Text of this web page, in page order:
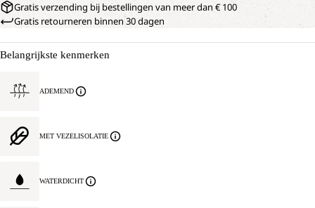
Gratis verzending bij bestellingen van meer dan € 100
Gratis retourneren binnen 30 dagen
Belangrijkste kenmerken
ADEMEND
MET VEZELISOLATIE
WATERDICHT